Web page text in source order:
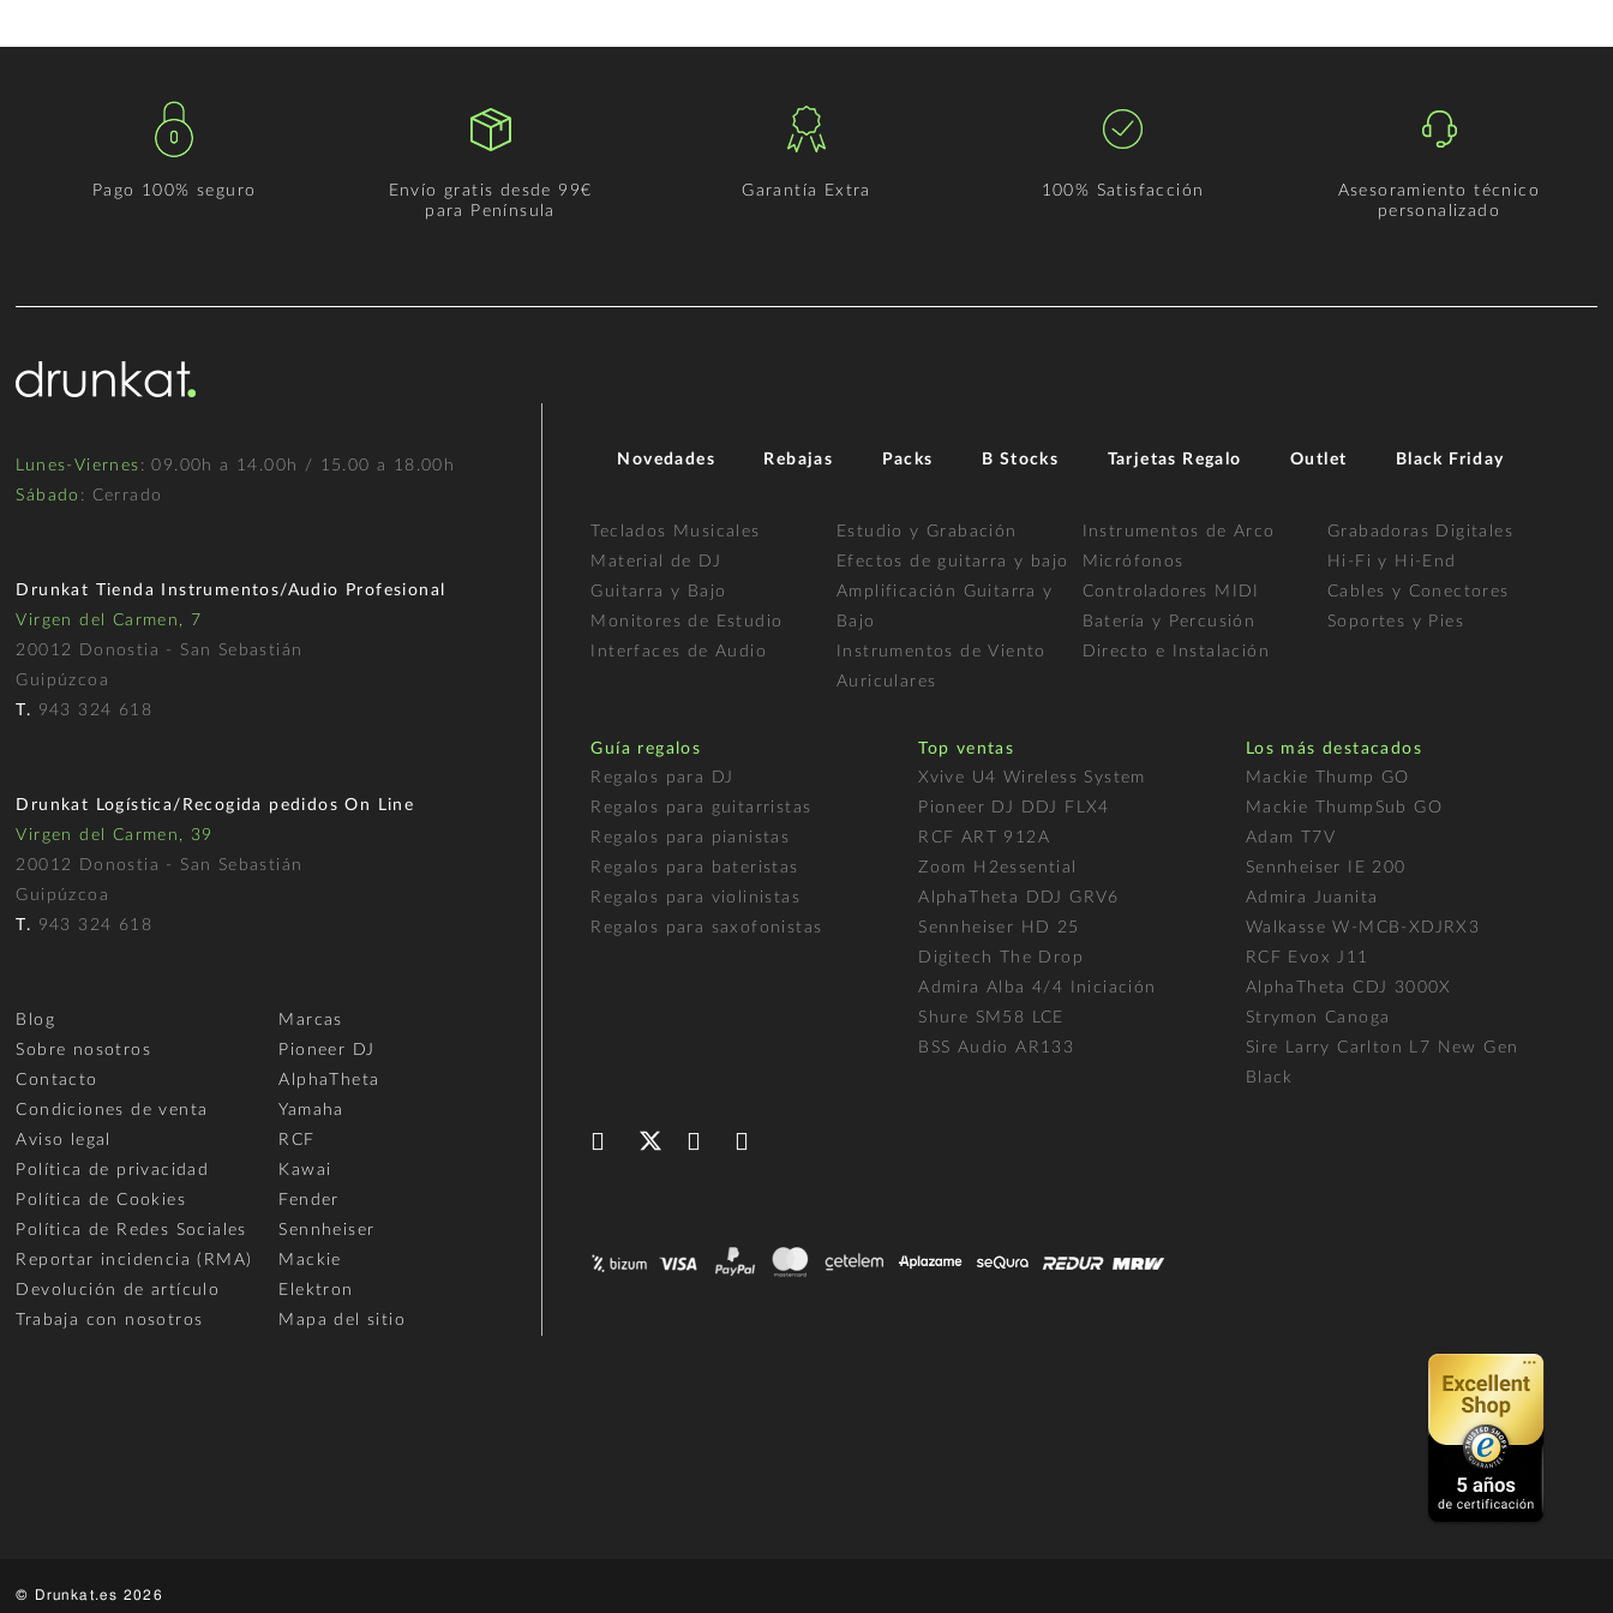
Pago 100% seguro
Envío gratis desde 99€
para Península
Garantía Extra 100% Satisfacción
Asesoramiento técnico
personalizado
Lunes-Viernes : 09.00h a 14.00h / 15.00 a 18.00h
Sábado : Cerrado
Drunkat Tienda Instrumentos/Audio Profesional
Virgen del Carmen, 7
20012 Donostia - San Sebastián
Guipúzcoa
T. 943 324 618
Drunkat Logística/Recogida pedidos On Line
Virgen del Carmen, 39
20012 Donostia - San Sebastián
Guipúzcoa
T. 943 324 618
Blog
Sobre nosotros
Contacto
Condiciones de venta
Aviso legal
Política de privacidad
Política de Cookies
Política de Redes Sociales
Reportar incidencia (RMA)
Devolución de artículo
Trabaja con nosotros
Marcas
Pioneer DJ
AlphaTheta
Yamaha
RCF
Kawai
Fender
Sennheiser
Mackie
Elektron
Mapa del sitio
Novedades Rebajas Packs B Stocks Tarjetas Regalo Outlet Black Friday
Teclados Musicales
Material de DJ
Guitarra y Bajo
Monitores de Estudio
Interfaces de Audio
Estudio y Grabación
Efectos de guitarra y bajo
Amplificación Guitarra y
Bajo
Instrumentos de Viento
Auriculares
Instrumentos de Arco
Micrófonos
Controladores MIDI
Batería y Percusión
Directo e Instalación
Grabadoras Digitales
Hi-Fi y Hi-End
Cables y Conectores
Soportes y Pies
Guía regalos
Regalos para DJ
Regalos para guitarristas
Regalos para pianistas
Regalos para bateristas
Regalos para violinistas
Regalos para saxofonistas
Top ventas
Xvive U4 Wireless System
Pioneer DJ DDJ FLX4
RCF ART 912A
Zoom H2essential
AlphaTheta DDJ GRV6
Sennheiser HD 25
Digitech The Drop
Admira Alba 4/4 Iniciación
Shure SM58 LCE
BSS Audio AR133
Los más destacados
Mackie Thump GO
Mackie ThumpSub GO
Adam T7V
Sennheiser IE 200
Admira Juanita
Walkasse W-MCB-XDJRX3
RCF Evox J11
AlphaTheta CDJ 3000X
Strymon Canoga
Sire Larry Carlton L7 New Gen
Black
© Drunkat.es 2026